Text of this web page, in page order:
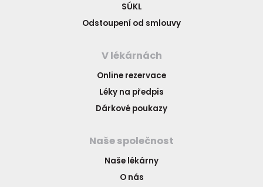
SÚKL
Odstoupení od smlouvy
V lékárnách
Online rezervace
Léky na předpis
Dárkové poukazy
Naše společnost
Naše lékárny
O nás